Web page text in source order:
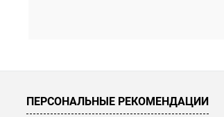
ПЕРСОНАЛЬНЫЕ РЕКОМЕНДАЦИИ